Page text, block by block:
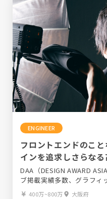
ENGINEER
フロントエンドのこ
インを追求しさらな
DAA（DESIGN AWARD
ブ掲載実績多数、グラフィ
400万~800万 大阪府